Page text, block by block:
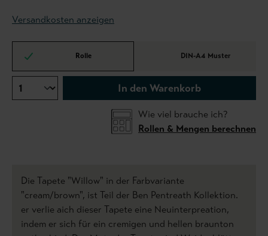
Versandkosten anzeigen
Rolle DIN-A4 Muster
In den Warenkorb
Wie viel brauche ich?
Rollen & Mengen berechnen
Die Tapete "Willow" in der Farbvariante
"cream/brown", ist Teil der Ben Pentreath Kollektion.
er verlie aich dieser Tapete eine Neuinterpreation,
indem er sich für ein cremigen und hellen braunton